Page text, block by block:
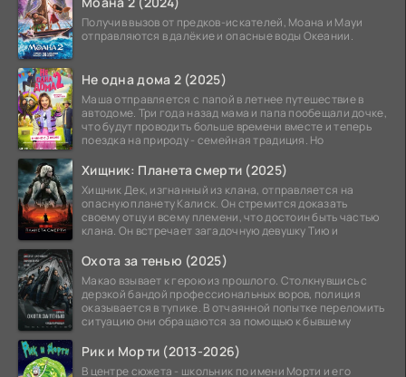
Получив вызов от предков-искателей, Моана и Мауи
отправляются в далёкие и опасные воды Океании.
Не одна дома 2 (2025)
Маша отправляется с папой в летнее путешествие в
автодоме. Три года назад мама и папа пообещали дочке,
что будут проводить больше времени вместе и теперь
поездка на природу - семейная традиция. Но
Хищник: Планета смерти (2025)
Хищник Дек, изгнанный из клана, отправляется на
опасную планету Калиск. Он стремится доказать
своему отцу и всему племени, что достоин быть частью
клана. Он встречает загадочную девушку Тию и
Охота за тенью (2025)
Макао взывает к герою из прошлого. Столкнувшись с
дерзкой бандой профессиональных воров, полиция
оказывается в тупике. В отчаянной попытке переломить
ситуацию они обращаются за помощью к бывшему
Рик и Морти (2013-2026)
В центре сюжета - школьник по имени Морти и его